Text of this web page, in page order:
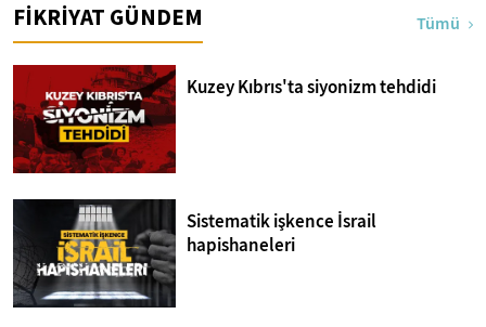
FİKRİYAT GÜNDEM Tümü
Kuzey Kıbrıs'ta siyonizm tehdidi
Sistematik işkence İsrail
hapishaneleri